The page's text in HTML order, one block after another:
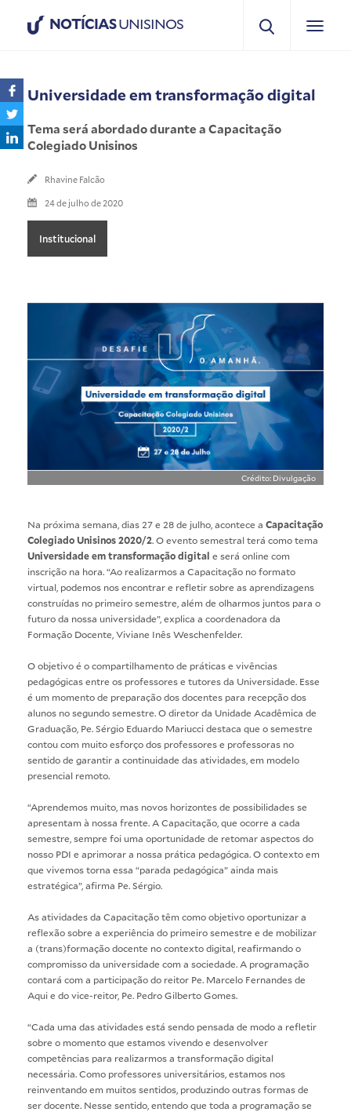
NOTÍCIASUNISINOS
Universidade em transformação digital
Tema será abordado durante a Capacitação
Colegiado Unisinos
Rhavine Falcão
24 de julho de 2020
Institucional
Crédito: Divulgação
Na próxima semana, dias 27 e 28 de julho, acontece a Capacitação
Colegiado Unisinos 2020/2. O evento semestral terá como tema
Universidade em transformação digital e será online com
inscrição na hora. “Ao realizarmos a Capacitação no formato
virtual, podemos nos encontrar e refletir sobre as aprendizagens
construídas no primeiro semestre, além de olharmos juntos para o
futuro da nossa universidade”, explica a coordenadora da
Formação Docente, Viviane Inês Weschenfelder.
O objetivo é o compartilhamento de práticas e vivências
pedagógicas entre os professores e tutores da Universidade. Esse
é um momento de preparação dos docentes para recepção dos
alunos no segundo semestre. O diretor da Unidade Acadêmica de
Graduação, Pe. Sérgio Eduardo Mariucci destaca que o semestre
contou com muito esforço dos professores e professoras no
sentido de garantir a continuidade das atividades, em modelo
presencial remoto.
“Aprendemos muito, mas novos horizontes de possibilidades se
apresentam à nossa frente. A Capacitação, que ocorre a cada
semestre, sempre foi uma oportunidade de retomar aspectos do
nosso PDI e aprimorar a nossa prática pedagógica. O contexto em
que vivemos torna essa “parada pedagógica” ainda mais
estratégica”, afirma Pe. Sérgio.
As atividades da Capacitação têm como objetivo oportunizar a
reflexão sobre a experiência do primeiro semestre e de mobilizar
a (trans)formação docente no contexto digital, reafirmando o
compromisso da universidade com a sociedade. A programação
contará com a participação do reitor Pe. Marcelo Fernandes de
Aqui e do vice-reitor, Pe. Pedro Gilberto Gomes.
“Cada uma das atividades está sendo pensada de modo a refletir
sobre o momento que estamos vivendo e desenvolver
competências para realizarmos a transformação digital
necessária. Como professores universitários, estamos nos
reinventando em muitos sentidos, produzindo outras formas de
ser docente. Nesse sentido, entendo que toda a programação se